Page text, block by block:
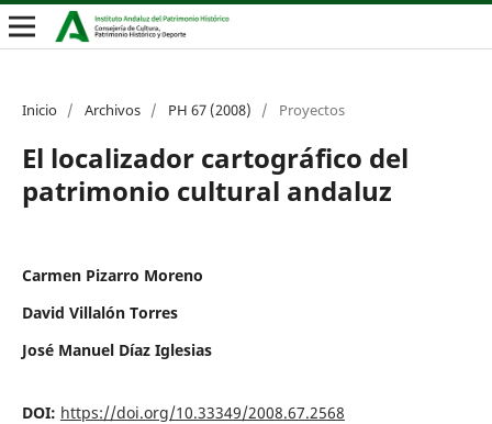
Inicio / Archivos / PH 67 (2008) / Proyectos
El localizador cartográfico del
patrimonio cultural andaluz
Carmen Pizarro Moreno
David Villalón Torres
José Manuel Díaz Iglesias
DOI: https://doi.org/10.33349/2008.67.2568